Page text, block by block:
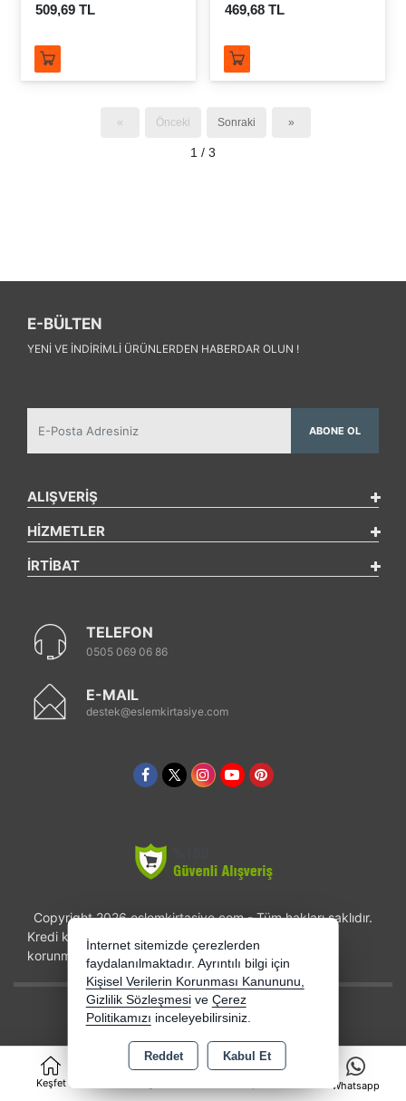
Keşfet
0
Whatsapp
509,69 TL 469,68 TL
« Önceki Sonraki »
1 / 3
E-BÜLTEN
YENI VE INDIRIMLI ÜRÜNLERDEN HABERDAR OLUN !
ABONE OL
ALIŞVERİŞ
HİZMETLER
İRTİBAT
TELEFON
0505 069 06 86
E-MAIL
destek@eslemkirtasiye.com
Copyright 2026 eslemkirtasiye.com - Tüm hakları saklıdır.
Kredi kartı bilgileriniz 256bit SSL sertifikası ile
korunmaktadır.
Bu site AKINSOFT E-Ticaret ile hazırlanmıştır.
İnternet sitemizde çerezlerden
faydalanılmaktadır. Ayrıntılı bilgi için
Kişisel Verilerin Korunması Kanununu,
Gizlilik Sözleşmesi ve Çerez
Politikamızı inceleyebilirsiniz.
Reddet Kabul Et